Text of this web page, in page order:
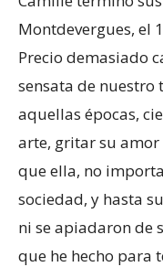
Montdevergues, el
Precio demasiado
sensata de nuestro
aquellas épocas,
arte, gritar su
que ella, no
sociedad, y hasta
ni se apiadaron de
que he hecho para